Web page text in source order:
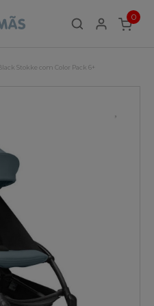
0
ITEMS
Stokke com Color Pack 6+